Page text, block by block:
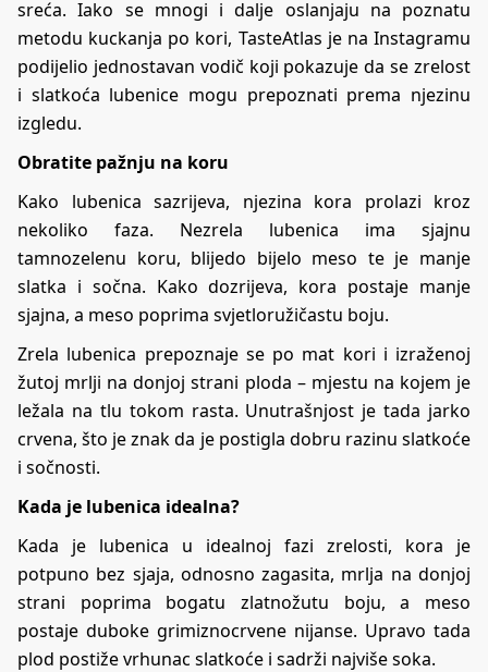
sreća. Iako se mnogi i dalje oslanjaju na poznatu
metodu kuckanja po kori, TasteAtlas je na Instagramu
podijelio jednostavan vodič koji pokazuje da se zrelost
i slatkoća lubenice mogu prepoznati prema njezinu
izgledu.
Obratite pažnju na koru
Kako lubenica sazrijeva, njezina kora prolazi kroz
nekoliko faza. Nezrela lubenica ima sjajnu
tamnozelenu koru, blijedo bijelo meso te je manje
slatka i sočna. Kako dozrijeva, kora postaje manje
sjajna, a meso poprima svjetloružičastu boju.
Zrela lubenica prepoznaje se po mat kori i izraženoj
žutoj mrlji na donjoj strani ploda – mjestu na kojem je
ležala na tlu tokom rasta. Unutrašnjost je tada jarko
crvena, što je znak da je postigla dobru razinu slatkoće
i sočnosti.
Kada je lubenica idealna?
Kada je lubenica u idealnoj fazi zrelosti, kora je
potpuno bez sjaja, odnosno zagasita, mrlja na donjoj
strani poprima bogatu zlatnožutu boju, a meso
postaje duboke grimiznocrvene nijanse. Upravo tada
plod postiže vrhunac slatkoće i sadrži najviše soka.